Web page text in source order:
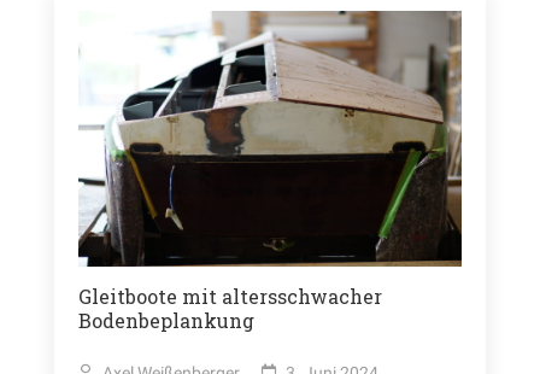
Gleitboote mit altersschwacher
Bodenbeplankung